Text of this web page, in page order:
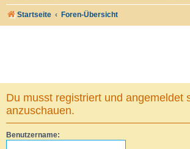
Startseite Foren-Übersicht
Du musst registriert und angemeldet
anzuschauen.
Benutzername: